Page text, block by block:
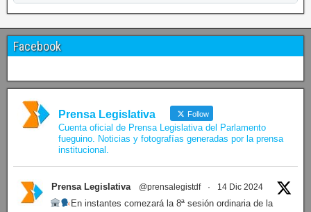
Facebook
Prensa Legislativa Follow
Cuenta oficial de Prensa Legislativa del Parlamento
fueguino. Noticias y fotografías generadas por la prensa
institucional.
Prensa Legislativa @prensalegistdf · 14 Dic 2024
En instantes comezará la 8ª sesión ordinaria de la